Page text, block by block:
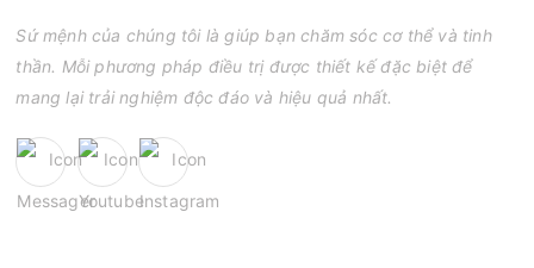
Sứ mệnh của chúng tôi là giúp bạn chăm sóc cơ thể và tinh
thần. Mỗi phương pháp điều trị được thiết kế đặc biệt để
mang lại trải nghiệm độc đáo và hiệu quả nhất.